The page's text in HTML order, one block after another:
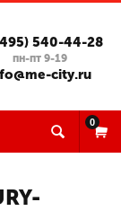
540-44-28
пн-пт 9-19
city.ru
0